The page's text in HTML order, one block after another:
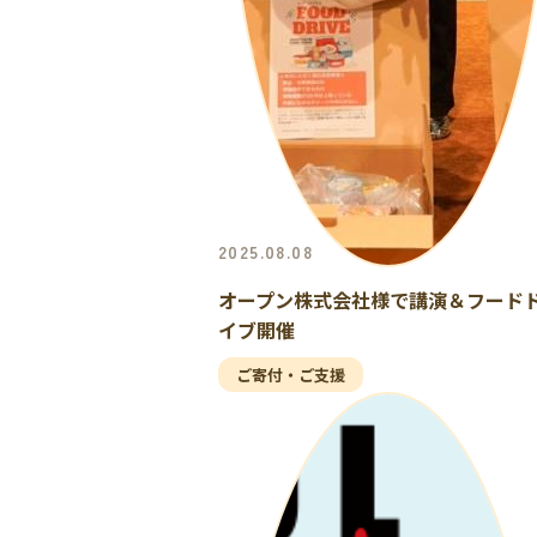
2025.08.08
オープン株式会社様で講演＆フード
イブ開催
ご寄付・ご支援